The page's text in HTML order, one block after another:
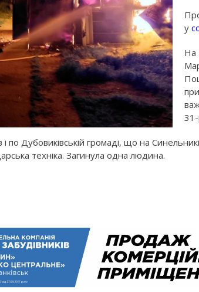
у
На
31-
по Дубовиківській громаді, що на
техніка. Загинула одна людина.